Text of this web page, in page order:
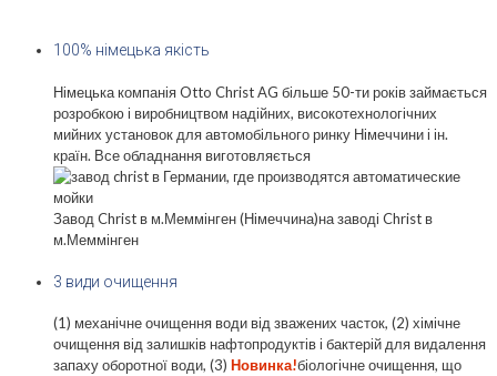
100% німецька якість
Німецька компанія Otto Christ AG більше 50-ти років займається
розробкою і виробництвом надійних, високотехнологічних
мийних установок для автомобільного ринку Німеччини і ін.
країн. Все обладнання виготовляється
Завод Christ в м.Меммінген (Німеччина)на заводі Christ в
м.Меммінген
3 види очищення
(1) механічне очищення води від зважених часток, (2) хімічне
очищення від залишків нафтопродуктів і бактерій для видалення
запаху оборотної води, (3) Новинка!біологічне очищення, що